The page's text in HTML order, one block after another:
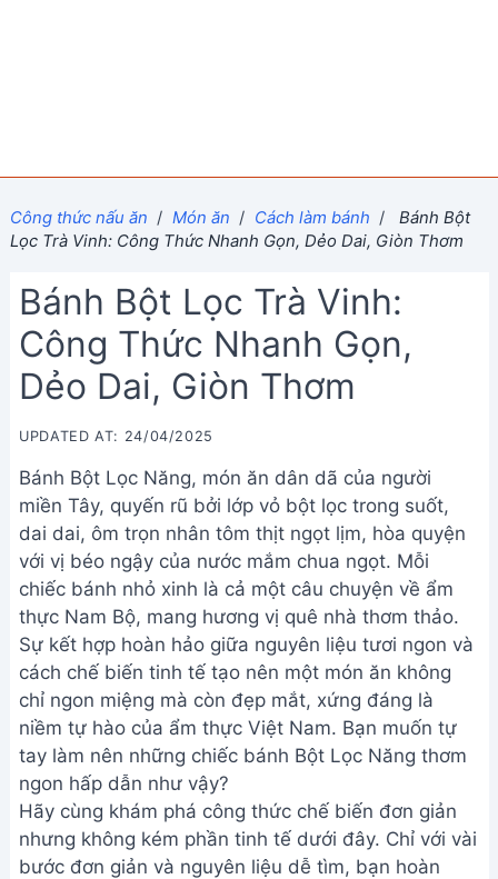
Công thức nấu ăn / Món ăn / Cách làm bánh /
Bánh Bột
Lọc Trà Vinh: Công Thức Nhanh Gọn, Dẻo Dai, Giòn Thơm
Bánh Bột Lọc Trà Vinh:
Công Thức Nhanh Gọn,
Dẻo Dai, Giòn Thơm
UPDATED AT: 24/04/2025
Bánh Bột Lọc Năng, món ăn dân dã của người
miền Tây, quyến rũ bởi lớp vỏ bột lọc trong suốt,
dai dai, ôm trọn nhân tôm thịt ngọt lịm, hòa quyện
với vị béo ngậy của nước mắm chua ngọt. Mỗi
chiếc bánh nhỏ xinh là cả một câu chuyện về ẩm
thực Nam Bộ, mang hương vị quê nhà thơm thảo.
Sự kết hợp hoàn hảo giữa nguyên liệu tươi ngon và
cách chế biến tinh tế tạo nên một món ăn không
chỉ ngon miệng mà còn đẹp mắt, xứng đáng là
niềm tự hào của ẩm thực Việt Nam. Bạn muốn tự
tay làm nên những chiếc bánh Bột Lọc Năng thơm
ngon hấp dẫn như vậy?
Hãy cùng khám phá công thức chế biến đơn giản
nhưng không kém phần tinh tế dưới đây. Chỉ với vài
bước đơn giản và nguyên liệu dễ tìm, bạn hoàn